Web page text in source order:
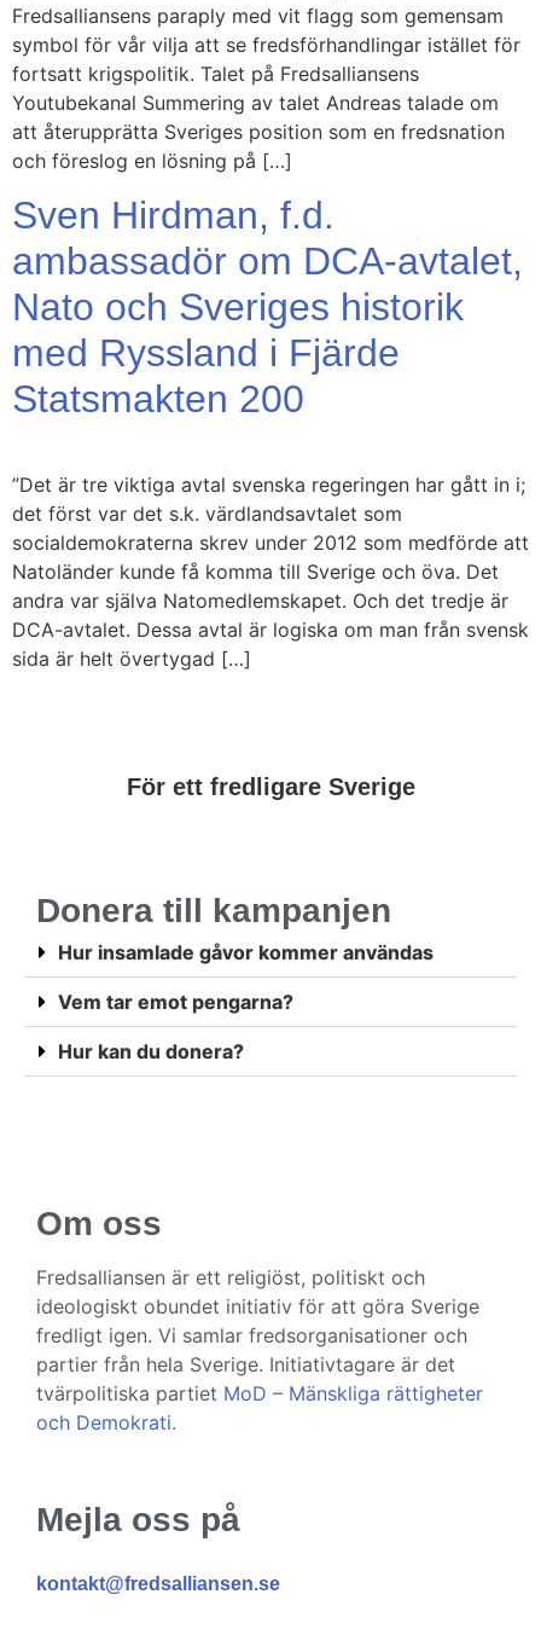
Fredsalliansens paraply med vit flagg som gemensam
symbol för vår vilja att se fredsförhandlingar istället för
fortsatt krigspolitik. Talet på Fredsalliansens
Youtubekanal Summering av talet Andreas talade om
att återupprätta Sveriges position som en fredsnation
och föreslog en lösning på […]
Sven Hirdman, f.d.
ambassadör om DCA-avtalet,
Nato och Sveriges historik
med Ryssland i Fjärde
Statsmakten 200
”Det är tre viktiga avtal svenska regeringen har gått in i;
det först var det s.k. värdlandsavtalet som
socialdemokraterna skrev under 2012 som medförde att
Natoländer kunde få komma till Sverige och öva. Det
andra var själva Natomedlemskapet. Och det tredje är
DCA-avtalet. Dessa avtal är logiska om man från svensk
sida är helt övertygad […]
För ett fredligare Sverige
Donera till kampanjen
Hur insamlade gåvor kommer användas
Vem tar emot pengarna?
Hur kan du donera?
Om oss
Fredsalliansen är ett religiöst, politiskt och
ideologiskt obundet initiativ för att göra Sverige
fredligt igen. Vi samlar fredsorganisationer och
partier från hela Sverige. Initiativtagare är det
tvärpolitiska partiet MoD – Mänskliga rättigheter
och Demokrati.
Mejla oss på
kontakt@fredsalliansen.se